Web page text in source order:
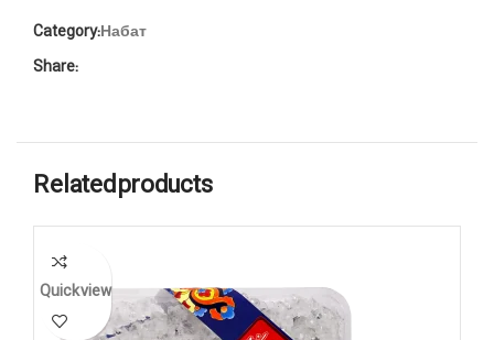
Category:Набат
Share:
Related products
Quick view